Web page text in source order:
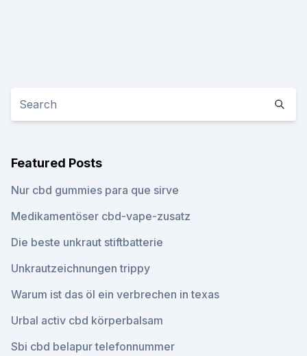
Featured Posts
Nur cbd gummies para que sirve
Medikamentöser cbd-vape-zusatz
Die beste unkraut stiftbatterie
Unkrautzeichnungen trippy
Warum ist das öl ein verbrechen in texas
Urbal activ cbd körperbalsam
Sbi cbd belapur telefonnummer